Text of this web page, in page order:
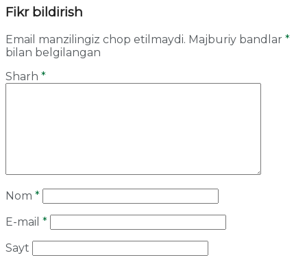
Fikr bildirish
Email manzilingiz chop etilmaydi. Majburiy bandlar *
bilan belgilangan
Sharh *
Nom *
E-mail *
Sayt